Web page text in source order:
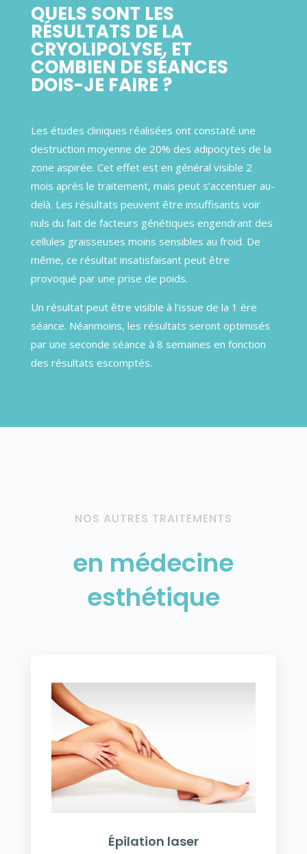
QUELS SONT LES
RÉSULTATS DE LA
CRYOLIPOLYSE, ET
COMBIEN DE SÉANCES
DOIS-JE FAIRE ?
Les études cliniques réalisées ont constaté une
destruction moyenne de 20% des adipocytes de la
zone aspirée. Cet effet est en général visible 2
mois après le traitement, mais peut s’accentuer au-
delà. Les résultats peuvent être insuffisants voir
nuls du fait de facteurs génétiques engendrant des
cellules graisseuses moins sensibles au froid. De
même, ce résultat insatisfaisant peut être
provoqué par une prise de poids.
Un résultat peut être visible à l’issue de la 1 ère
séance. Néanmoins, les résultats seront optimisés
par une seconde séance à 8 semaines en fonction
des résultats escomptés.
NOS AUTRES TRAITEMENTS
en médecine
esthétique
Épilation laser